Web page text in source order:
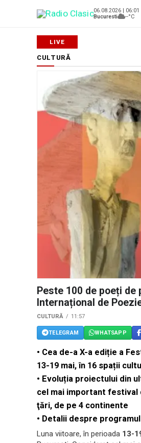
06.08.2026 | 06:01
Bucuresti
--°C
CULTURĂ
Peste 100 de poeți
Internațional de
CULTURĂ 11:57
TELEGRAM WHATSAPP
• Cea de-a X-a ediție a
13-19 mai, în 16 spații
• Evoluția proiectului din
cel mai important festival
ţări, de pe 4 continente
• Detalii despre programul
Luna viitoare, în perioada 13-